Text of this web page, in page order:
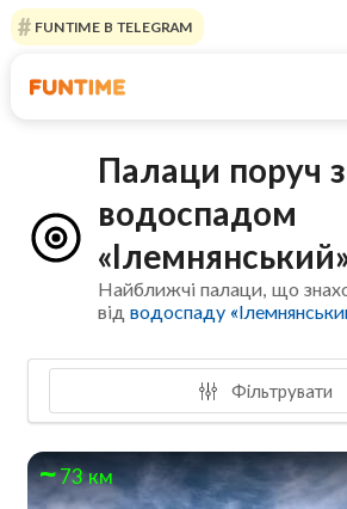
FUNTIME В TELEGRAM
Палаци поруч з
водоспадом
Найближчі палаци, що
відводоспаду
Фільтрувати
73 км